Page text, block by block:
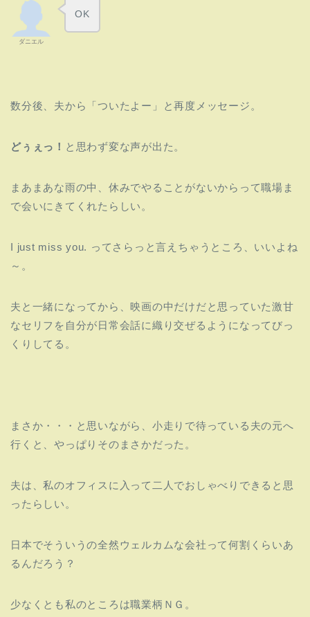
ダニエル
OK
数分後、夫から「ついたよー」と再度メッセージ。
どぅぇっ！ と思わず変な声が出た。
まあまあな雨の中、休みでやることがないからって職場ま
で会いにきてくれたらしい。
I just miss you. ってさらっと言えちゃうところ、いいよね
～。
夫と一緒になってから、映画の中だけだと思っていた激甘
なセリフを自分が日常会話に織り交ぜるようになってびっ
くりしてる。
まさか・・・と思いながら、小走りで待っている夫の元へ
行くと、やっぱりそのまさかだった。
夫は、私のオフィスに入って二人でおしゃべりできると思
ったらしい。
日本でそういうの全然ウェルカムな会社って何割くらいあ
るんだろう？
少なくとも私のところは職業柄ＮＧ。